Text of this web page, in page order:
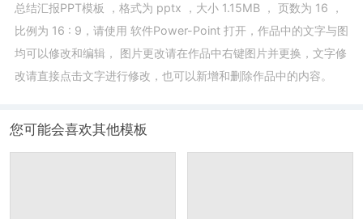
总结汇报PPT模板
，格式为 pptx ，大小 1.15MB， 页数为 16 ，
比例为 16 : 9 ，请使用 软件Power-Point 打开，作品中的文字与图
均可以修改和编辑， 图片更改请在作品中右键图片并更换，文字修
改请直接点击文字进行修改，也可以新增和删除作品中的内容。
您可能会喜欢其他模板